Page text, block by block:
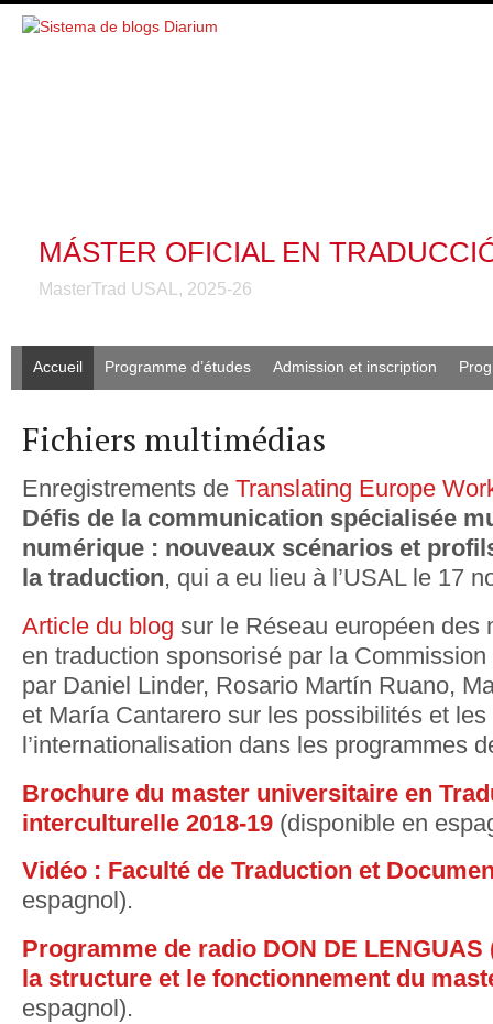
MÁSTER OFICIAL EN
MasterTrad USAL, 2025-26
Accueil Programme d’études Admission et inscription
Fichiers multimédias
Enregistrements de Translating Europe
Défis de la communication spécialisée
numérique : nouveaux scénarios et
la traduction, qui a eu lieu à l’USAL le 17
Article du blog sur le Réseau européen des
en traduction sponsorisé par la
par Daniel Linder, Rosario Martín Ruano,
et María Cantarero sur les possibilités et
l’internationalisation dans les programmes
Brochure du master universitaire en
interculturelle 2018-19 (disponible en
Vidéo : Faculté de Traduction et
espagnol).
Programme de radio DON DE LENGUAS
la structure et le fonctionnement du
espagnol).